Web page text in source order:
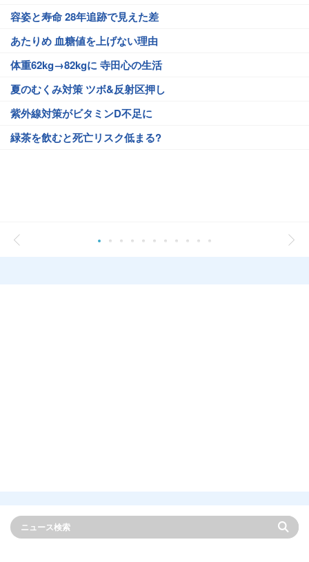
容姿と寿命 28年追跡で見えた差
あたりめ 血糖値を上げない理由
体重62kg→82kgに 寺田心の生活
夏のむくみ対策 ツボ&反射区押し
紫外線対策がビタミンD不足に
緑茶を飲むと死亡リスク低まる?